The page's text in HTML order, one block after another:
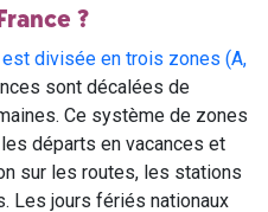
?
divisée en trois zones (A,
sont décalées de
Ce système de zones
départs en vacances et
sur les routes, les stations
Les jours fériés nationaux